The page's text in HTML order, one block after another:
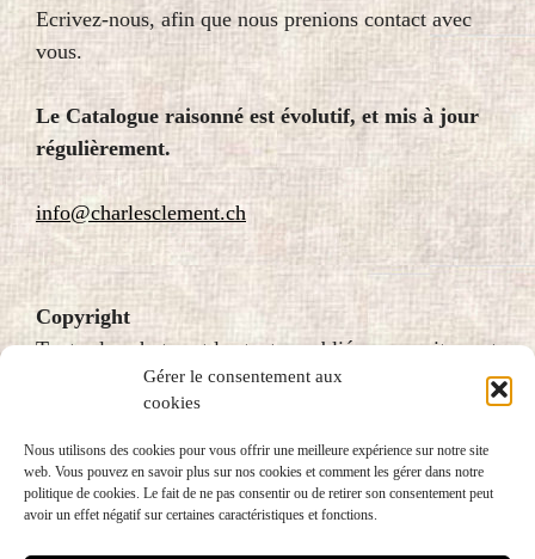
Gérer le consentement aux
cookies
Nous utilisons des cookies pour vous offrir une meilleure expérience sur notre site
web. Vous pouvez en savoir plus sur nos cookies et comment les gérer dans notre
politique de cookies. Le fait de ne pas consentir ou de retirer son consentement peut
avoir un effet négatif sur certaines caractéristiques et fonctions.
Ecrivez-nous, afin que nous prenions contact avec
vous.
Le Catalogue raisonné est évolutif, et mis à jour
régulièrement.
info@charlesclement.ch
Copyright
Toutes les photos et les textes publiés sur ce site sont
protégés par le droit d’auteur et donc soumis au
copyright. Pour plus d’information, veuillez écrire à
fondation@charlesclement.ch